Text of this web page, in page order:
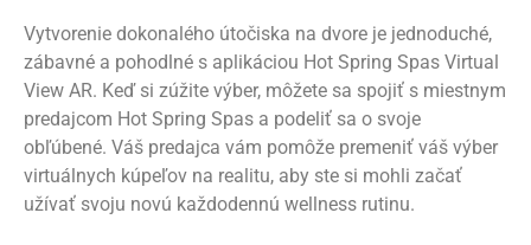
Vytvorenie dokonalého útočiska na dvore je jednoduché,
zábavné a pohodlné s aplikáciou Hot Spring Spas Virtual
View AR. Keď si zúžite výber, môžete sa spojiť s miestnym
predajcom Hot Spring Spas a podeliť sa o svoje
obľúbené. Váš predajca vám pomôže premeniť váš výber
virtuálnych kúpeľov na realitu, aby ste si mohli začať
užívať svoju novú každodennú wellness rutinu.